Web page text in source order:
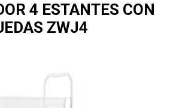
4 ESTANTES CON
ZWJ4